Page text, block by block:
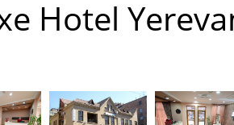
Hotel